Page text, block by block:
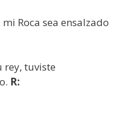
Roca sea ensalzado
rey, tuviste
R: